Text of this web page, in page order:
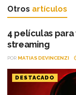
Otros artículos
4 películas
streaming
POR MATIAS DEVINCENZI
DESTACADO